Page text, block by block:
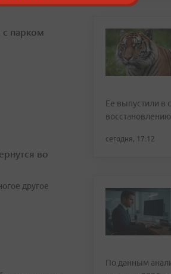
с парком
во
другое
Ее выпустили в
сегодня, 17:12
По данным